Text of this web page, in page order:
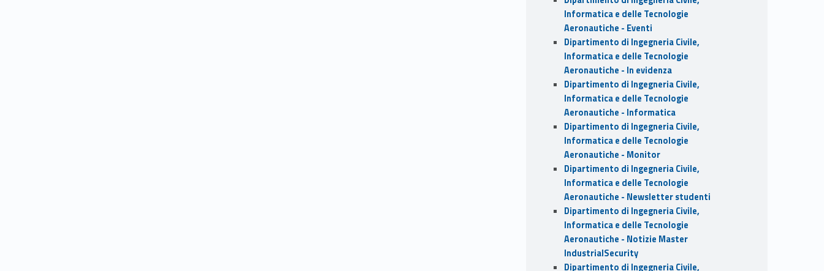
Informatica e delle Tecnologie
Aeronautiche - Eventi
Dipartimento di Ingegneria Civile,
Informatica e delle Tecnologie
Aeronautiche - In evidenza
Dipartimento di Ingegneria Civile,
Informatica e delle Tecnologie
Aeronautiche - Informatica
Dipartimento di Ingegneria Civile,
Informatica e delle Tecnologie
Aeronautiche - Monitor
Dipartimento di Ingegneria Civile,
Informatica e delle Tecnologie
Aeronautiche - Newsletter studenti
Dipartimento di Ingegneria Civile,
Informatica e delle Tecnologie
Aeronautiche - Notizie Master
IndustrialSecurity
Dipartimento di Ingegneria Civile,